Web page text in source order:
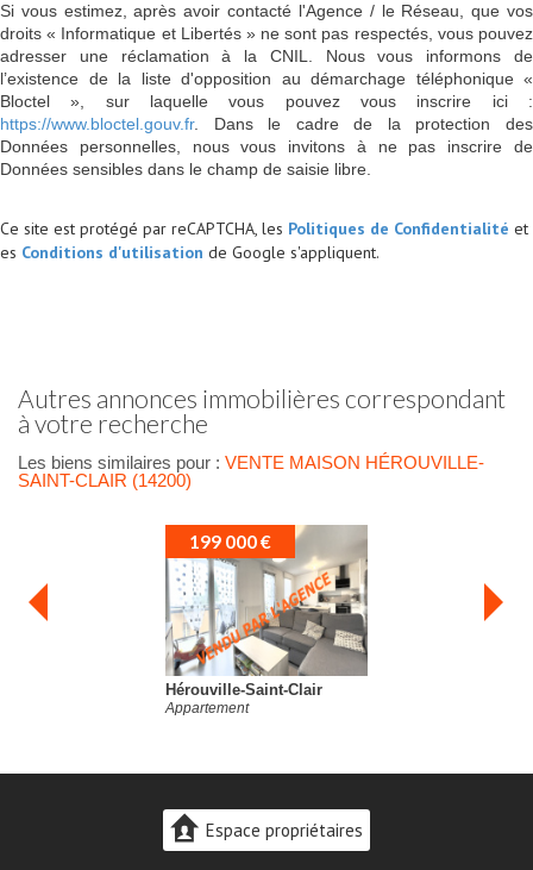
Si vous estimez, après avoir contacté l'Agence / le Réseau, que vos
droits « Informatique et Libertés » ne sont pas respectés, vous pouvez
adresser une réclamation à la CNIL. Nous vous informons de
l’existence de la liste d'opposition au démarchage téléphonique «
Bloctel », sur laquelle vous pouvez vous inscrire ici :
https://www.bloctel.gouv.fr. Dans le cadre de la protection des
Données personnelles, nous vous invitons à ne pas inscrire de
Données sensibles dans le champ de saisie libre.
Ce site est protégé par reCAPTCHA, les Politiques de Confidentialité et
es Conditions d'utilisation de Google s'appliquent.
autres annonces immobilières correspondant
à votre recherche
Les biens similaires pour : VENTE MAISON HÉROUVILLE-
SAINT-CLAIR (14200)
199 000 €
Hérouville-Saint-Clair
Duplex
Espace propriétaires